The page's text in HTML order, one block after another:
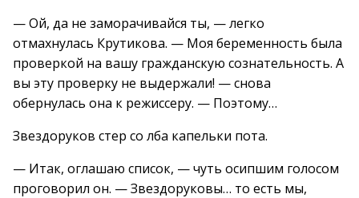
— Ой, да не заморачивайся ты, — легко
отмахнулась Крутикова. — Моя беременность была
проверкой на вашу гражданскую сознательность. А
вы эту проверку не выдержали! — снова
обернулась она к режиссеру. — Поэтому…
Звездоруков стер со лба капельки пота.
— Итак, оглашаю список, — чуть осипшим голосом
проговорил он. — Звездоруковы… то есть мы,